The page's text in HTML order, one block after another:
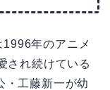
年のアニメ
され続けている
・工藤新一が幼